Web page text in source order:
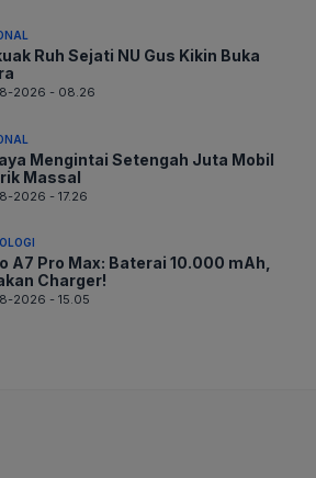
Ruh Sejati NU Gus Kikin Buka
2026 - 08.26
Mengintai Setengah Juta Mobil
Massal
2026 - 17.26
A7 Pro Max: Baterai 10.000 mAh,
Charger!
2026 - 15.05